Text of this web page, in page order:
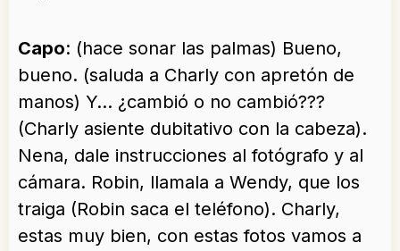
Capo: (hace sonar las palmas) Bueno,
bueno. (saluda a Charly con apretón de
manos) Y… ¿cambió o no cambió???
(Charly asiente dubitativo con la cabeza).
Nena, dale instrucciones al fotógrafo y al
cámara. Robin, llamala a Wendy, que los
traiga (Robin saca el teléfono). Charly,
estas muy bien, con estas fotos vamos a